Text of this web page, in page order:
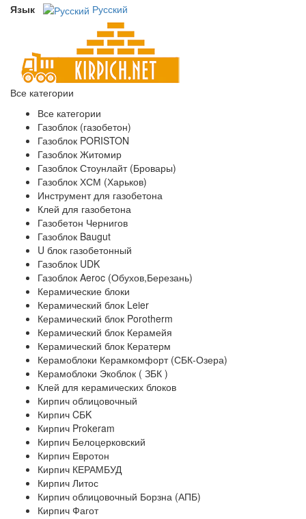
Язык Русский
Все категории
Все категории
Газоблок (газобетон)
Газоблок PORISTON
Газоблок Житомир
Газоблок Стоунлайт (Бровары)
Газоблок ХСМ (Харьков)
Инструмент для газобетона
Клей для газобетона
Газобетон Чернигов
Газоблок Baugut
U блок газобетонный
Газоблок UDK
Газоблок Aeroc (Обухов,Березань)
Керамические блоки
Керамический блок Leier
Керамический блок Porotherm
Керамический блок Керамейя
Керамический блок Кератерм
Керамоблоки Керамкомфорт (СБК-Озера)
Керамоблоки Экоблок ( ЗБК )
Клей для керамических блоков
Кирпич облицовочный
Кирпич CБK
Кирпич Prokeram
Кирпич Белоцерковский
Кирпич Евротон
Кирпич КЕРАМБУД
Кирпич Литос
Кирпич облицовочный Борзна (АПБ)
Кирпич Фагот